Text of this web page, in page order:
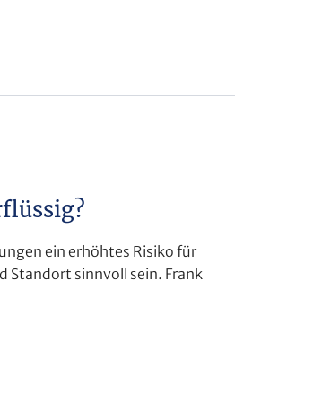
ein erhöhtes Risiko für
Standort sinnvoll sein. Frank